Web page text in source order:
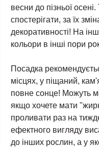
весни до пізньої
спостерігати, за їх
декоративності! На
кольори в інші пори
Посадка
місцях, у піщаний,
повне сонце! Можуть
якщо хочете мати
проливати раз на
ефектного вигляду
до інших рослин, а у